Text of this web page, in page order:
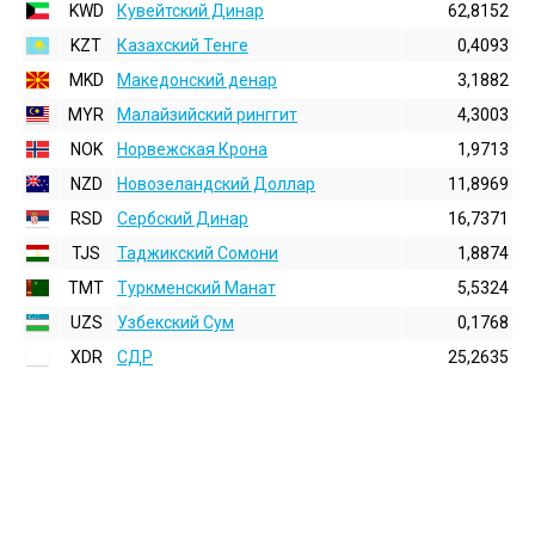
KWD
Кувейтский Динар
62,8152
KZT
Казахский Тенге
0,4093
MKD
Македонский денар
3,1882
MYR
Малайзийский ринггит
4,3003
NOK
Норвежская Крона
1,9713
NZD
Новозеландский Доллар
11,8969
RSD
Сербский Динар
16,7371
TJS
Таджикский Сомони
1,8874
TMT
Туркменский Манат
5,5324
UZS
Узбекский Сум
0,1768
XDR
СДР 25,2635